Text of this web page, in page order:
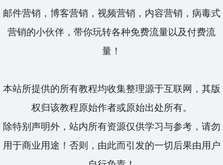
邮件营销，博客营销，视频营销，内容营销，病毒式
营销的小伙伴，带你玩转各种免费流量以及付费流
量！
本站所提供的所有教程均收集整理源于互联网，其版
权归该教程原始作者或原始出处所有。
除特别声明外，站内所有资源仅供学习与参考，请勿
用于商业用途！否则，由此而引发的一切后果由用户